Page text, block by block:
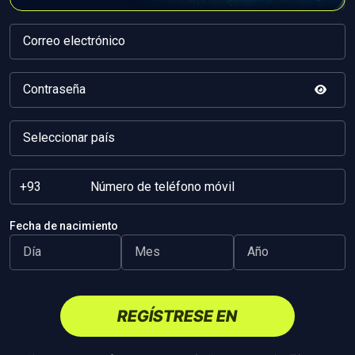
Juego responsable
Facebook
Instagram
BetBeast propiedad y está operado por FunGame LLC con número de registro 4135 LLC
2025 y domicilio social en Euro House, Richmond Hill Road, P.O. Box 2897, Kingstown,
San Vicente y las Granadinas. BetBeast la licencia y la regulación del Gobierno de la Isla
Autónoma de Anjouan, Unión de las Comoras, y opera bajo el número ALSI-
Fecha de nacimiento
REGÍSTRESE EN